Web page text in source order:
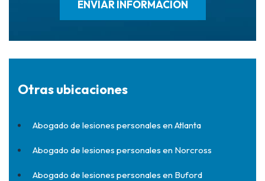
Otras ubicaciones
Abogado de lesiones personales en Atlanta
Abogado de lesiones personales en Norcross
Abogado de lesiones personales en Buford